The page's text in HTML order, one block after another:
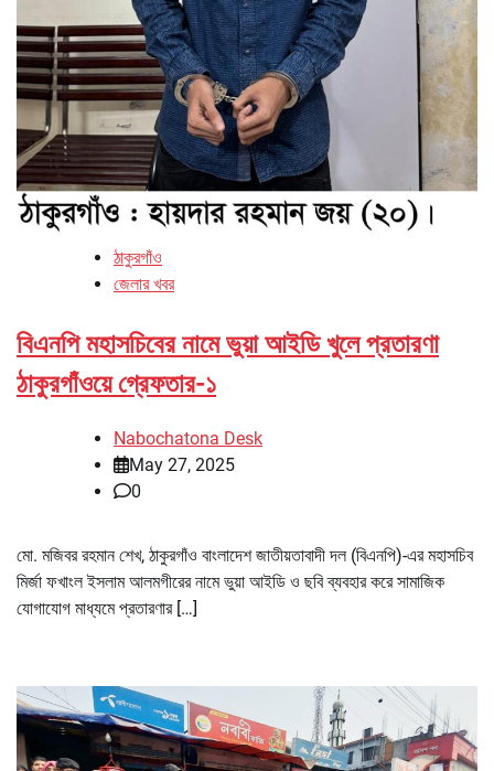
ঠাকুরগাঁও
জেলার খবর
বিএনপি মহাসচিবের নামে ভুয়া আইডি খুলে প্রতারণা
ঠাকুরগাঁওয়ে গ্রেফতার-১
Nabochatona Desk
May 27, 2025
0
মো. মজিবর রহমান শেখ, ঠাকুরগাঁও বাংলাদেশ জাতীয়তাবাদী দল (বিএনপি)-এর মহাসচিব
মির্জা ফখাংল ইসলাম আলমগীরের নামে ভুয়া আইডি ও ছবি ব্যবহার করে সামাজিক
যোগাযোগ মাধ্যমে প্রতারণার […]